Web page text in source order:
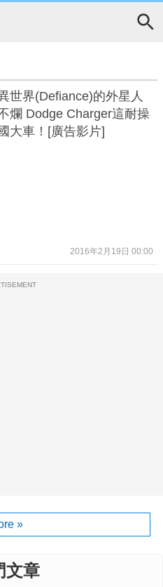
世界(Defiance)的外星人
爛 Dodge Charger這耐操
大車！[廣告影片]
2016年2月19日 00:00
»
文章